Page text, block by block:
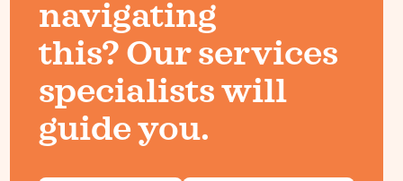
navigating
this? Our services
specialists will
guide you.